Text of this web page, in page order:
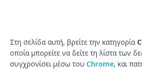
Στη σελίδα αυτή, βρείτε την κατηγορία
οποία μπορείτε να δείτε τη λίστα των
συγχρονίσει μέσω του Chrome, και